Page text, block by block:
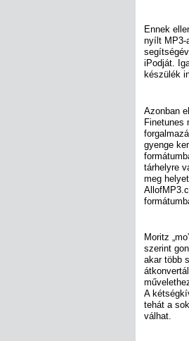
Ennek
nyílt MP3-
iPodját.
készülék
Azonban
Finetunes
gyenge
tárhelyre
meg
Moritz
szerint
akar több
A
tehát a
válhat.